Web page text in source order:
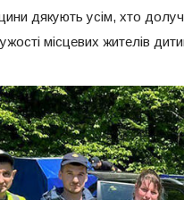
дякують усім, хто
місцевих жителів